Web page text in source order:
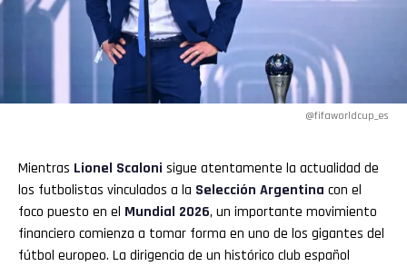
@fifaworldcup_es
Mientras Lionel Scaloni sigue atentamente la actualidad de
los futbolistas vinculados a la Selección Argentina con el
foco puesto en el Mundial 2026, un importante movimiento
financiero comienza a tomar forma en uno de los gigantes del
fútbol europeo. La dirigencia de un histórico club español
Email